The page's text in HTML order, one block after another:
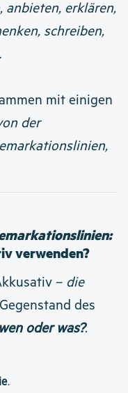
anbieten, erklären,
schreiben,
mit einigen
der
verwenden?
– die
des
wen oder was?.
.